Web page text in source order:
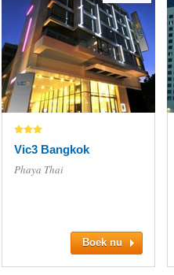
Vic3 Bangkok
Phaya Thai
Boek nu